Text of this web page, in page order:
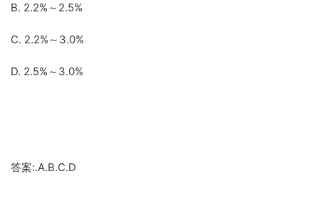
B. 2.2%～2.5%
C. 2.2%～3.0%
D. 2.5%～3.0%
答案:.A.B.C.D